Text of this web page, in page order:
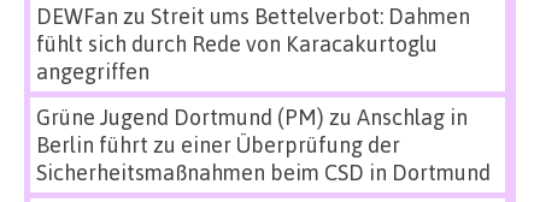
DEWFan zu Streit ums Bettelverbot: Dahmen
fühlt sich durch Rede von Karacakurtoglu
angegriffen
Grüne Jugend Dortmund (PM) zu Anschlag in
Berlin führt zu einer Überprüfung der
Sicherheitsmaßnahmen beim CSD in Dortmund